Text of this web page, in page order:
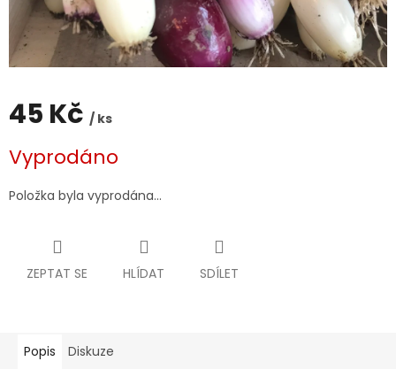
45 Kč / ks
cena:
Vyprodáno
Položka byla vyprodána…
ZEPTAT SE HLÍDAT SDÍLET
Popis Diskuze